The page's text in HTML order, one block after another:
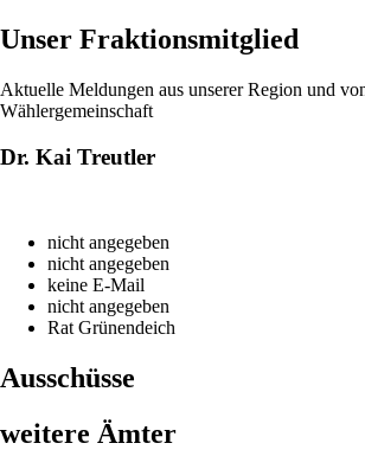
Unser Fraktionsmitglied
Aktuelle Meldungen aus unserer Region und
Wählergemeinschaft
Dr. Kai Treutler
nicht angegeben
nicht angegeben
keine E-Mail
nicht angegeben
Rat Grünendeich
Ausschüsse
weitere Ämter